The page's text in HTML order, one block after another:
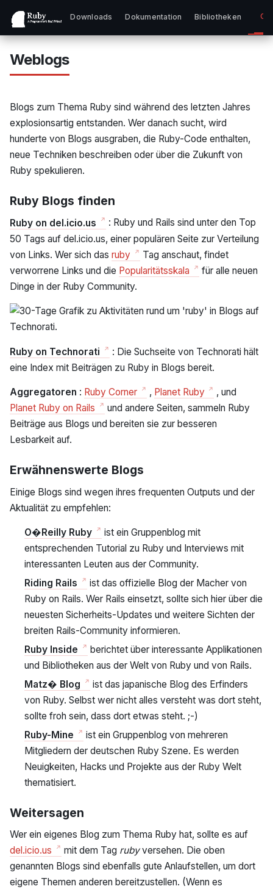
Downloads Dokumentation Bibliotheken
Weblogs
Blogs zum Thema Ruby sind während des letzten Jahres
explosionsartig entstanden. Wer danach sucht, wird
hunderte von Blogs ausgraben, die Ruby-Code enthalten,
neue Techniken beschreiben oder über die Zukunft von
Ruby spekulieren.
Ruby Blogs finden
Ruby on del.icio.us
: Ruby und Rails sind unter den Top
50 Tags auf del.icio.us, einer populären Seite zur Verteilung
von Links. Wer sich das ruby
Tag anschaut, findet
verworrene Links und die Popularitätsskala
für alle neuen
Dinge in der Ruby Community.
Ruby on Technorati
: Die Suchseite von Technorati hält
eine Index mit Beiträgen zu Ruby in Blogs bereit.
Aggregatoren : Ruby Corner , Planet Ruby
, und
Planet Ruby on Rails
und andere Seiten, sammeln Ruby
Beiträge aus Blogs und bereiten sie zur besseren
Lesbarkeit auf.
Erwähnenswerte Blogs
Einige Blogs sind wegen ihres frequenten Outputs und der
Aktualität zu empfehlen:
O�Reilly Ruby
ist ein Gruppenblog mit
entsprechenden Tutorial zu Ruby und Interviews mit
interessanten Leuten aus der Community.
Riding Rails
ist das offizielle Blog der Macher von
Ruby on Rails. Wer Rails einsetzt, sollte sich hier über die
neuesten Sicherheits-Updates und weitere Sichten der
breiten Rails-Community informieren.
Ruby Inside
berichtet über interessante Applikationen
und Bibliotheken aus der Welt von Ruby und von Rails.
Matz� Blog
ist das japanische Blog des Erfinders
von Ruby. Selbst wer nicht alles versteht was dort steht,
sollte froh sein, dass dort etwas steht. ;-)
Ruby-Mine
ist ein Gruppenblog von mehreren
Mitgliedern der deutschen Ruby Szene. Es werden
Neuigkeiten, Hacks und Projekte aus der Ruby Welt
thematisiert.
Weitersagen
Wer ein eigenes Blog zum Thema Ruby hat, sollte es auf
del.icio.us
mit dem Tag rubyversehen. Die oben
genannten Blogs sind ebenfalls gute Anlaufstellen, um dort
eigene Themen anderen bereitzustellen. (Wenn es